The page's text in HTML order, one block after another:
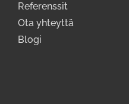
Referenssit
Ota yhteyttä
Blogi